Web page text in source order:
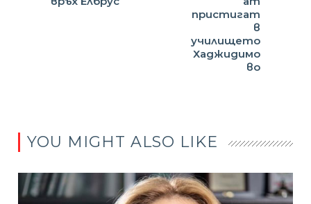
пристигат
в
училището
Хаджидимо
во
YOU MIGHT ALSO LIKE